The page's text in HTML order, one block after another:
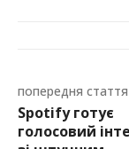
попередня стаття
Spotify готує
голосовий